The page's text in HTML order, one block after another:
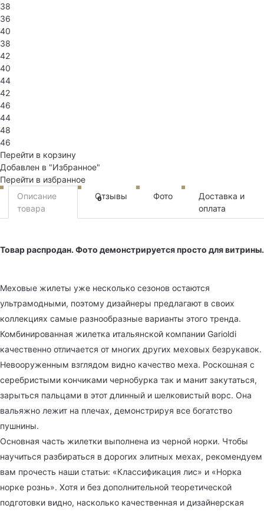
38
36
40
38
42
40
44
42
46
44
48
46
Перейти в корзину
Добавлен в "Избранное"
Перейти в избранное
Описание
товара
Отзывы
0 Фото
Доставка и
оплата
Товар распродан. Фото демонстрируется просто для витрины.
Меховые жилеты уже несколько сезонов остаются
ультрамодными, поэтому дизайнеры предлагают в своих
коллекциях самые разнообразные варианты этого тренда.
Комбинированная жилетка итальянской компании Garioldi
качественно отличается от многих других меховых безрукавок.
Невооруженным взглядом видно качество меха. Роскошная с
серебристыми кончиками чернобурка так и манит закутаться,
зарыться пальцами в этот длинный и шелковистый ворс. Она
вальяжно лежит на плечах, демонстрируя все богатство
пушнины.
Основная часть жилетки выполнена из черной норки. Чтобы
научиться разбираться в дорогих элитных мехах, рекомендуем
вам прочесть наши статьи: «Классификация лис» и «Норка
норке рознь». Хотя и без дополнительной теоретической
подготовки видно, насколько качественная и дизайнерская